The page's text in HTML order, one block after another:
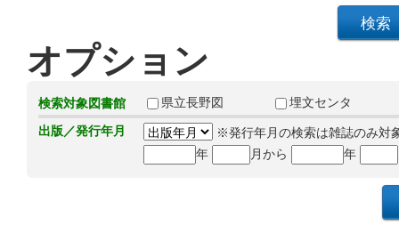
オプション
検索対象図書館 県立長野図
埋文センタ
出版／発行年月
※発行年月の検索は雑誌のみ対
年
月から 年